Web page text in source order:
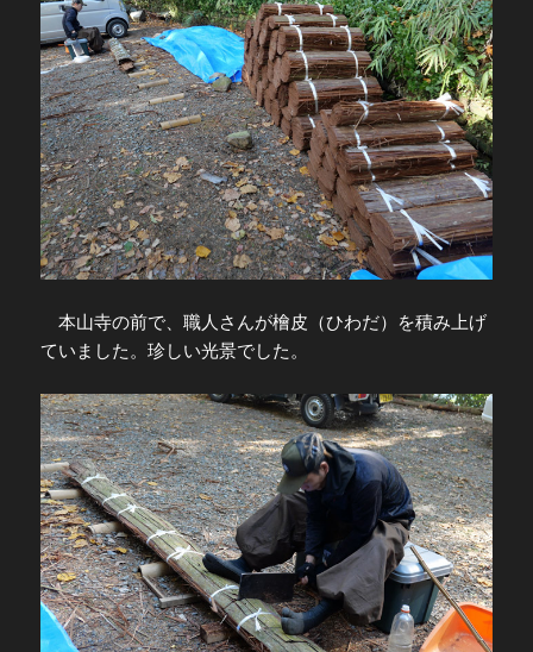
本山寺の前で、職人さんが檜皮（ひわだ）を積み上げ
ていました。珍しい光景でした。